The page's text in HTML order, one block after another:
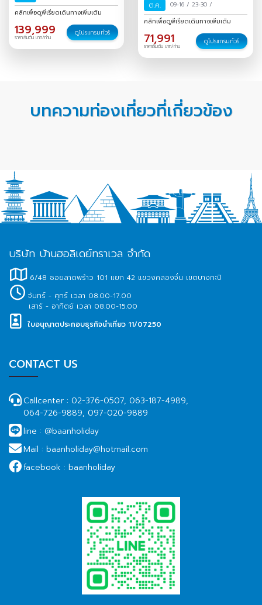
คลิกเพื่อดูพีเรียดเดินทางเพิ่มเติม
139,999
ราคาเริ่มต้น บาท/ท่าน
ดูโปรแกรมทัวร์
ต.ค. 09-16 / 23-30 /
คลิกเพื่อดูพีเรียดเดินทางเพิ่มเติม
71,991
ราคาเริ่มต้น บาท/ท่าน
ดูโปรแกรมทัวร์
บทความท่องเที่ยวที่เกี่ยวข้อง
บริษัท บ้านฮอลิเดย์ทราเวล จำกัด
6/48 ซอยลาดพร้าว 101 แยก 42 แขวงคลองจั่น เขตบางกะปิ
จันทร์ - ศุกร์ เวลา 08.00-17.00
เสาร์ - อาทิตย์ เวลา 08.00-15.00
ใบอนุญาตประกอบธุรกิจนำเที่ยว 11/07250
CONTACT US
Callcenter : 02-376-0507, 063-187-4989,
064-726-9889, 097-020-9889
line : @baanholiday
Mail : baanholiday@hotmail.com
facebook : baanholiday